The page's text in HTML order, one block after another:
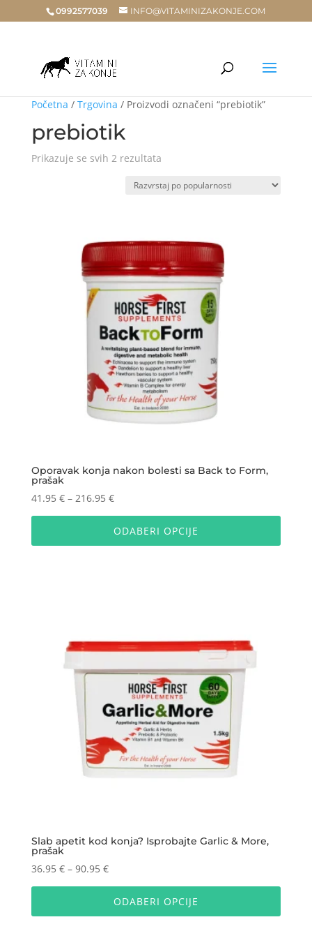
0992577039 INFO@VITAMINIZAKONJE.COM
Početna / Trgovina / Proizvodi označeni “prebiotik”
prebiotik
Prikazuje se svih 2 rezultataPoredano
popularnosti
Oporavak konja nakon bolesti sa Back to Form,
prašak
41.95 € – 216.95 €Raspon
cijena:
od
41.95 €
ODABERI OPCIJE
Ovaj
ima
Slab apetit kod konja? Isprobajte Garlic & More,
prašak
36.95 € – 90.95 €Raspon
cijena:
od
36.95 €
ODABERI OPCIJE
Ovaj
ima